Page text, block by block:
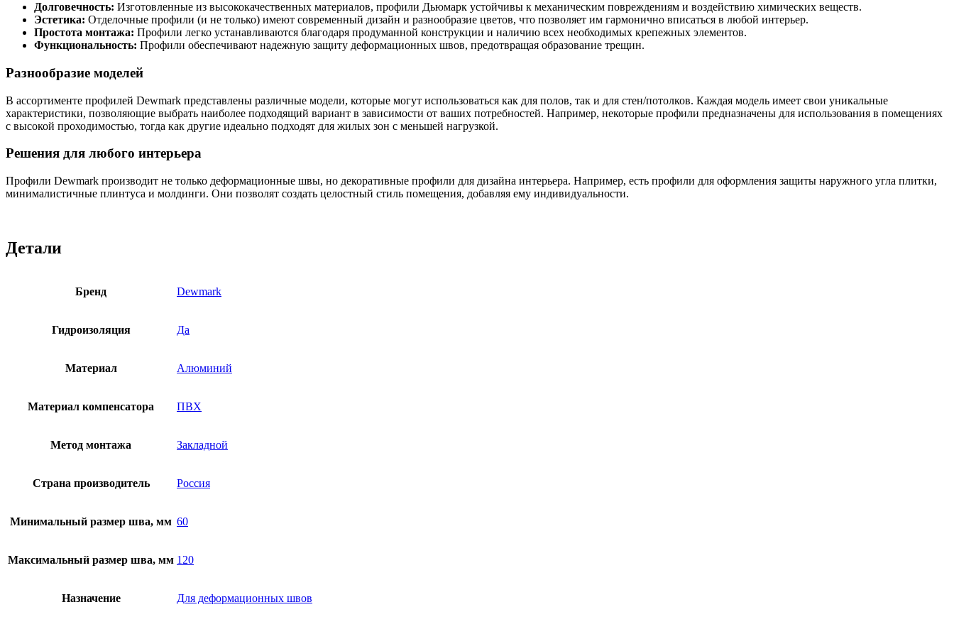
Долговечность: Изготовленные из высококачественных материалов, профили Дьюмарк устойчивы к механическим повреждениям и воздействию химических веществ.
Эстетика: Отделочные профили (и не только) имеют современный дизайн и разнообразие цветов, что позволяет им гармонично вписаться в любой интерьер.
Простота монтажа: Профили легко устанавливаются благодаря продуманной конструкции и наличию всех необходимых крепежных элементов.
Функциональность: Профили обеспечивают надежную защиту деформационных швов, предотвращая образование трещин.
Разнообразие моделей
В ассортименте профилей Dewmark представлены различные модели, которые могут использоваться как для полов, так и для стен/потолков. Каждая модель имеет свои уникальные
характеристики, позволяющие выбрать наиболее подходящий вариант в зависимости от ваших потребностей. Например, некоторые профили предназначены для использования в помещениях
с высокой проходимостью, тогда как другие идеально подходят для жилых зон с меньшей нагрузкой.
Решения для любого интерьера
Профили Dewmark производит не только деформационные швы, но декоративные профили для дизайна интерьера. Например, есть профили для оформления защиты наружного угла плитки,
минималистичные плинтуса и молдинги. Они позволят создать целостный стиль помещения, добавляя ему индивидуальности.
Детали
Бренд Dewmark
Гидроизоляция Да
Материал Алюминий
Материал компенсатора ПВХ
Метод монтажа Закладной
Страна производитель Россия
Минимальный размер шва, мм 60
Максимальный размер шва, мм 120
Назначение Для деформационных швов